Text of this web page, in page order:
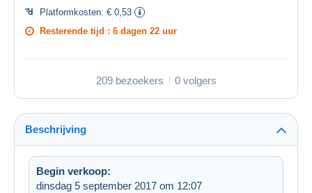
Platformkosten: € 0,53
Resterende tijd : 6 dagen 22 uur
209 bezoekers 0 volgers
Beschrijving
Begin verkoop:
dinsdag 5 september 2017 om 12:07